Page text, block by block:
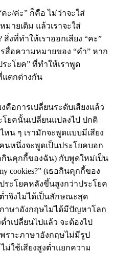
ะ/ค่ะ” ก็คือ ไม่ว่าจะใส่
ายเดิม แล้วเราจะใส่
งที่ทำให้เราออกเสียง “คะ”
รสื่อความหมายของ “คำ” หาก
ะโยค” ที่ทำให้เราพูด
แตกต่างกัน
คือการเปลี่ยนระดับเสียงแล้ว
ยคนั้นเปลี่ยนแปลงไป ปกติ
หน ๆ เรามักจะพูดแบบมีเสียง
นหนึ่งจะพูดเป็นประโยคบอก
ธอกินคุกกี้ของฉัน) กับพูดใหม่เป็น
cookies?” (เธอกินคุกกี้ของ
ระโยคหลังขึ้นสูงกว่าประโยค
ำจึงไม่ได้เป็นลักษณะสุด
าษาอังกฤษไม่ได้มีปัญหาโลก
ำเปลี่ยนไปแล้ว จะต้องไป
ราะภาษาอังกฤษไม่มีรูป
ม่ใช้เสียงสูงต่ำแยกความ